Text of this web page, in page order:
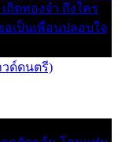
ถิดทองจ๋า ถึงใคร
อเป็นเพื่อนปลอบใจ
วด์ดนตรี)